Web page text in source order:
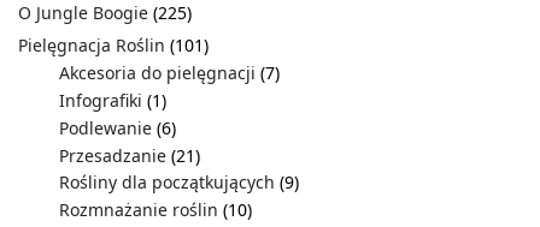
O Jungle Boogie (225)
Pielęgnacja Roślin (101)
Akcesoria do pielęgnacji (7)
Infografiki (1)
Podlewanie (6)
Przesadzanie (21)
Rośliny dla początkujących (9)
Rozmnażanie roślin (10)